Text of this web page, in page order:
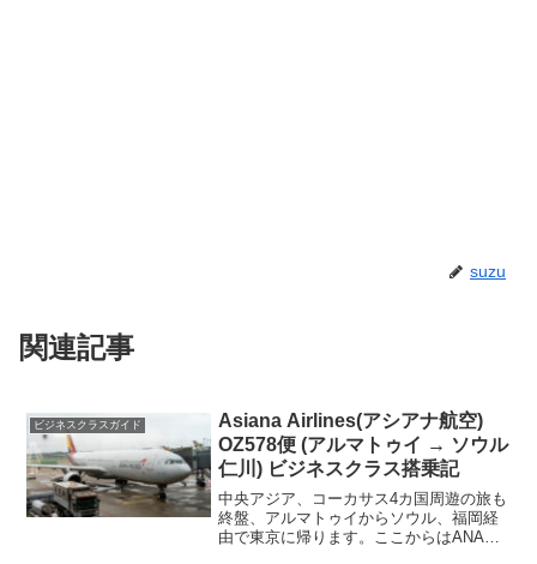
suzu
関連記事
ビジネスクラスガイド
Asiana Airlines(アシアナ航空)
OZ578便 (アルマトゥイ → ソウル
仁川) ビジネスクラス搭乗記
中央アジア、コーカサス4カ国周遊の旅も
終盤、アルマトゥイからソウル、福岡経
由で東京に帰ります。ここからはANAの